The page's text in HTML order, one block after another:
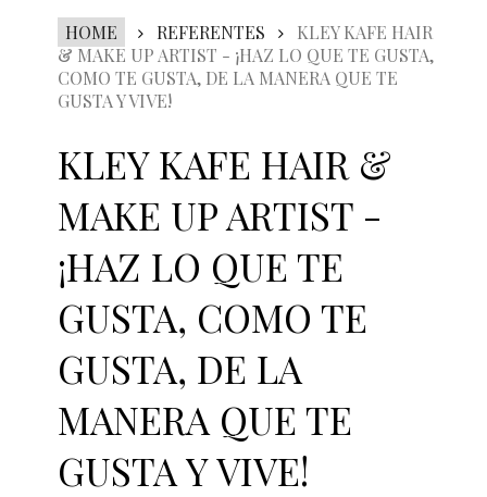
HOME REFERENTES
KLEY KAFE HAIR
& MAKE UP ARTIST - ¡HAZ LO QUE TE GUSTA,
COMO TE GUSTA, DE LA MANERA QUE TE
GUSTA Y VIVE!
KLEY KAFE HAIR &
MAKE UP ARTIST -
¡HAZ LO QUE TE
GUSTA, COMO TE
GUSTA, DE LA
MANERA QUE TE
GUSTA Y VIVE!